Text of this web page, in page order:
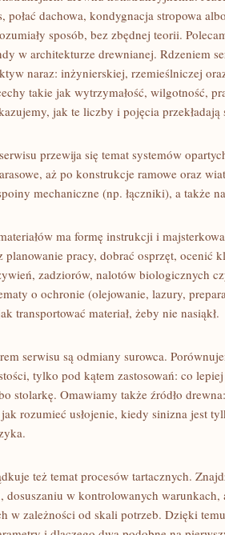
połać dachowa, kondygnacja stropowa
sposób, bez zbędnej teorii.
w architekturze drewnianej. Rdzeniem
naraz: inżynierskiej, rzemieślniczej
takie jak wytrzymałość, wilgotność,
jak te liczby i pojęcia przekładają
przewija się temat systemów
aż po konstrukcje ramowe oraz
mechaniczne (np. łączniki), a także
ma formę instrukcji i
planowanie pracy, dobrać osprzęt, ocenić
zadziorów, nalotów biologicznych
o ochronie (olejowanie, lazury,
transportować materiał, żeby nie nasiąkł.
serwisu są odmiany surowca.
tylko pod kątem zastosowań: co
stolarkę. Omawiamy także źródło
rozumieć usłojenie, kiedy sinizna jest
też temat procesów tartacznych.
dosuszaniu w kontrolowanych
w zależności od skali potrzeb. Dzięki